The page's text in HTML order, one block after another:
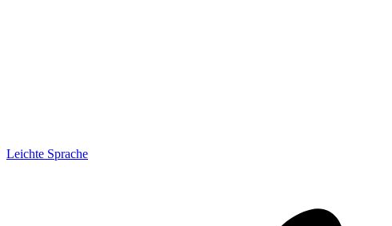
Leichte Sprache